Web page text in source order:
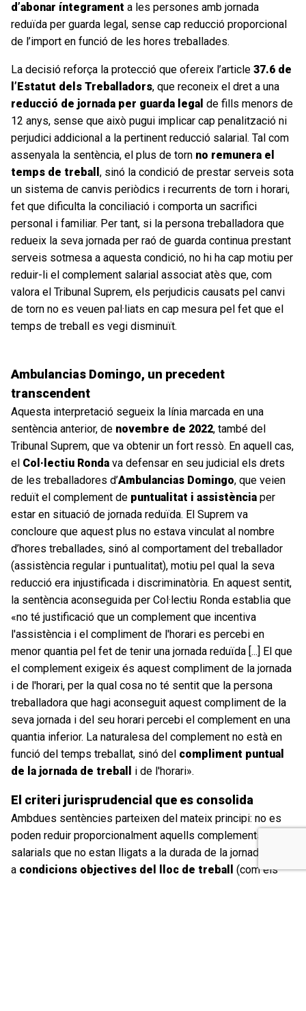
d’abonar íntegrament a les persones amb jornada
reduïda per guarda legal, sense cap reducció proporcional
de l’import en funció de les hores treballades.
La decisió reforça la protecció que ofereix l’article 37.6 de
l’Estatut dels Treballadors, que reconeix el dret a una
reducció de jornada per guarda legal de fills menors de
12 anys, sense que això pugui implicar cap penalització ni
perjudici addicional a la pertinent reducció salarial. Tal com
assenyala la sentència, el plus de torn no remunera el
temps de treball , sinó la condició de prestar serveis sota
un sistema de canvis periòdics i recurrents de torn i horari,
fet que dificulta la conciliació i comporta un sacrifici
personal i familiar. Per tant, si la persona treballadora que
redueix la seva jornada per raó de guarda continua prestant
serveis sotmesa a aquesta condició, no hi ha cap motiu per
reduir-li el complement salarial associat atès que, com
valora el Tribunal Suprem, els perjudicis causats pel canvi
de torn no es veuen pal·liats en cap mesura pel fet que el
temps de treball es vegi disminuït.
Ambulancias Domingo, un precedent
transcendent
Aquesta interpretació segueix la línia marcada en una
sentència anterior, de novembre de 2022, també del
Tribunal Suprem, que va obtenir un fort ressò. En aquell cas,
el Col·lectiu Ronda va defensar en seu judicial els drets
de les treballadores d’Ambulancias Domingo, que veien
reduït el complement de puntualitat i assistència per
estar en situació de jornada reduïda. El Suprem va
concloure que aquest plus no estava vinculat al nombre
d’hores treballades, sinó al comportament del treballador
(assistència regular i puntualitat), motiu pel qual la seva
reducció era injustificada i discriminatòria. En aquest sentit,
la sentència aconseguida per Col·lectiu Ronda establia que
«no té justificació que un complement que incentiva
l'assistència i el compliment de l'horari es percebi en
menor quantia pel fet de tenir una jornada reduïda [...] El que
el complement exigeix és aquest compliment de la jornada
i de l'horari, per la qual cosa no té sentit que la persona
treballadora que hagi aconseguit aquest compliment de la
seva jornada i del seu horari percebi el complement en una
quantia inferior. La naturalesa del complement no està en
funció del temps treballat, sinó del compliment puntual
de la jornada de treball i de l'horari».
El criteri jurisprudencial que es consolida
Ambdues sentències parteixen del mateix principi: no es
poden reduir proporcionalment aquells complements
salarials que no estan lligats a la durada de la jornada, sinó
a condicions objectives del lloc de treball
(com els